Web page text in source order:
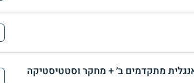
מתקדמים ב׳ + מחקר וסטטיסטיקה